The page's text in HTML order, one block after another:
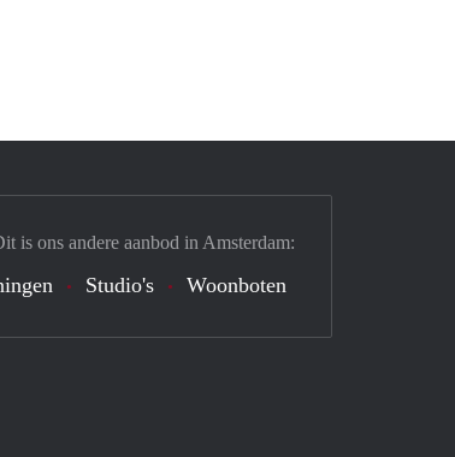
is ons andere aanbod in Amsterdam:
Studio's Woonboten